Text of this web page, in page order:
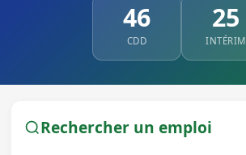
46
CDD
25
INTÉRIM
Rechercher un emploi